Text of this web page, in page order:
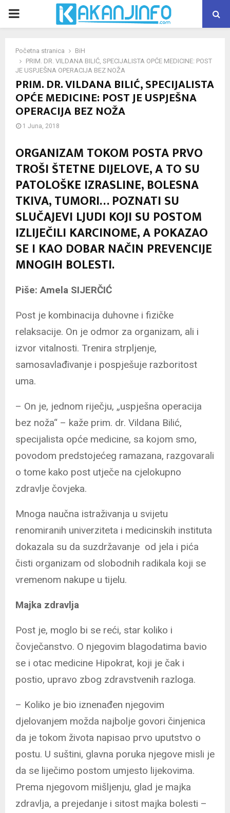
PRIMARY
Početna stranica
BiH
PRIM. DR. VILDANA BILIĆ, SPECIJALISTA OPĆE MEDICINE: POST
JE USPJEŠNA OPERACIJA BEZ NOŽA
PRIM. DR. VILDANA BILIĆ, SPECIJALISTA
OPĆE MEDICINE: POST JE USPJEŠNA
OPERACIJA BEZ NOŽA
1 Juna, 2018
ORGANIZAM TOKOM POSTA PRVO
TROŠI ŠTETNE DIJELOVE, A TO SU
PATOLOŠKE IZRASLINE, BOLESNA
TKIVA, TUMORI… POZNATI SU
SLUČAJEVI LJUDI KOJI SU POSTOM
IZLIJEČILI KARCINOME, A POKAZAO
SE I KAO DOBAR NAČIN PREVENCIJE
MNOGIH BOLESTI.
Piše: Amela SIJERČIĆ
Post je kombinacija duhovne i fizičke
relaksacije. On je odmor za organizam, ali i
izvor vitalnosti. Trenira strpljenje,
samosavlađivanje i pospješuje razboritost
uma.
– On je, jednom riječju, „uspješna operacija
bez noža“ – kaže prim. dr. Vildana Bilić,
specijalista opće medicine, sa kojom smo,
povodom predstojećeg ramazana, razgovarali
o tome kako post utječe na cjelokupno
zdravlje čovjeka.
Mnoga naučna istraživanja u svijetu
renomiranih univerziteta i medicinskih instituta
dokazala su da suzdržavanje od jela i pića
čisti organizam od slobodnih radikala koji se
vremenom nakupe u tijelu.
Majka zdravlja
Post je, moglo bi se reći, star koliko i
čovječanstvo. O njegovim blagodatima bavio
se i otac medicine Hipokrat, koji je čak i
postio, upravo zbog zdravstvenih razloga.
– Koliko je bio iznenađen njegovim
djelovanjem možda najbolje govori činjenica
da je tokom života napisao prvo uputstvo o
postu. U suštini, glavna poruka njegove misli je
da se liječimo postom umjesto lijekovima.
Prema njegovom mišljenju, glad je majka
zdravlja, a prejedanje i sitost majka bolesti –